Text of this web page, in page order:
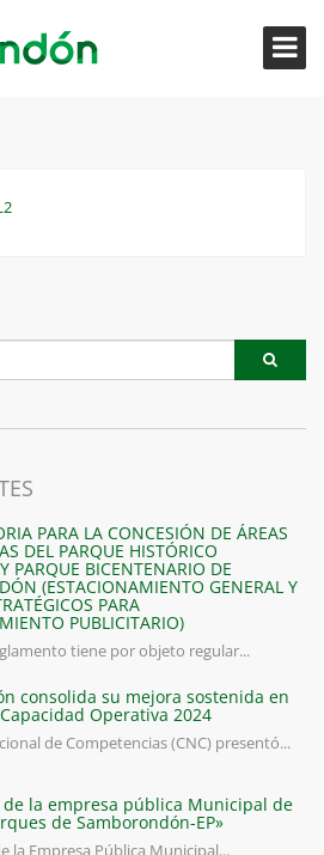
PARA LA CONCESIÓN DE ÁREAS
DEL PARQUE HISTÓRICO
PARQUE BICENTENARIO DE
(ESTACIONAMIENTO GENERAL Y
PARA
PUBLICITARIO)
tiene por objeto regular...
consolida su mejora sostenida en
Operativa 2024
de Competencias (CNC) presentó...
la empresa pública Municipal de
de Samborondón-EP»
la Empresa Pública Municipal...